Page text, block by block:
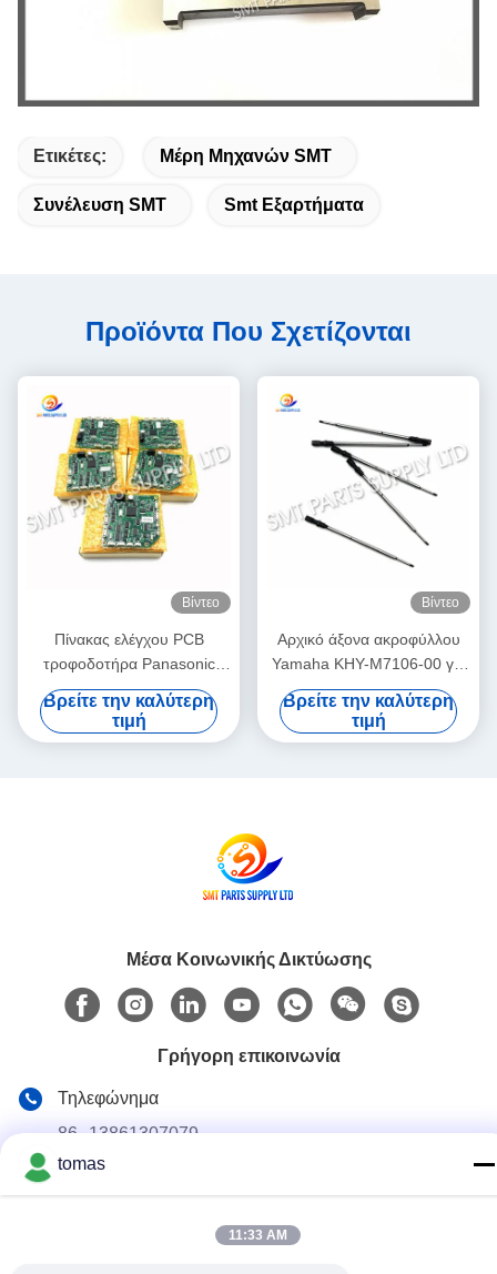
Ετικέτες: Μέρη Μηχανών SMT
Συνέλευση SMT Smt Εξαρτήματα
Προϊόντα Που Σχετίζονται
Βίντεο
Πίνακας ελέγχου PCB
τροφοδοτήρα Panasonic
N610032084AA /
KXF0DWTHA00 (MC12CX-
5) για τροφοδοτές CM402
Βρείτε την καλύτερη
τιμή
Βίντεο
Αρχικό άξονα ακροφύλλου
Yamaha KHY-M7106-00 για
μηχανή επιλογής και
τοποθέτησης SMT YS12 /
YS24 / YG12F
Βρείτε την καλύτερη
τιμή
Μέσα Κοινωνικής Δικτύωσης
Γρήγορη επικοινωνία
Τηλεφώνημα
86--13861307079
tomas
11:33 AM